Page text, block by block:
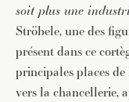
soit plus une
Ströbele, une des
présent dans ce
principales places
vers la chancellerie,